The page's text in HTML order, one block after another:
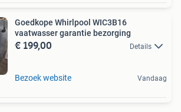
Goedkope Whirlpool WIC3B16
vaatwasser garantie bezorging
€ 199,00 Details
Bezoek website Vandaag